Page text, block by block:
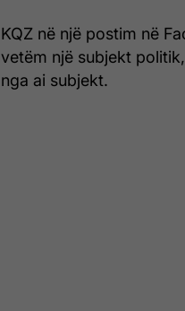
KQZ në një postim në
vetëm një subjekt
nga ai subjekt.